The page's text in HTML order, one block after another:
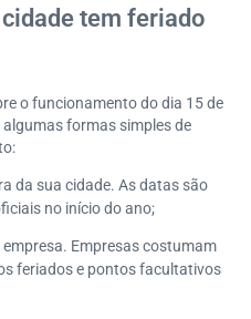
tem feriado
o funcionamento do dia 15 de
formas simples de
da sua cidade. As datas são
no início do ano;
Empresas costumam
feriados e pontos facultativos